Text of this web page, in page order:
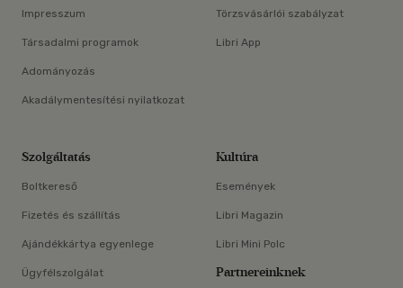
Impresszum
Társadalmi programok
Adományozás
Akadálymentesítési nyilatkozat
Törzsvásárlói szabályzat
Libri App
Szolgáltatás
Boltkereső
Fizetés és szállítás
Ajándékkártya egyenlege
Ügyfélszolgálat
Kultúra
Események
Libri Magazin
Libri Mini Polc
Partnereinknek